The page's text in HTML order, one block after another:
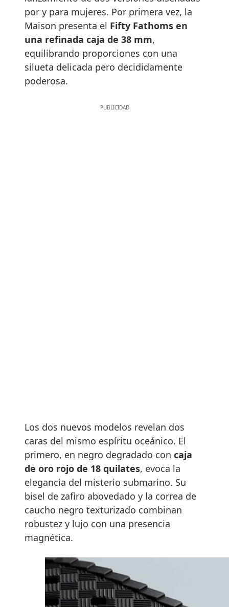
por y para mujeres. Por primera vez, la
Maison presenta el Fifty Fathoms en
una refinada caja de 38 mm,
equilibrando proporciones con una
silueta delicada pero decididamente
poderosa.
Los dos nuevos modelos revelan dos
caras del mismo espíritu oceánico. El
primero, en negro degradado con caja
de oro rojo de 18 quilates, evoca la
elegancia del misterio submarino. Su
bisel de zafiro abovedado y la correa de
caucho negro texturizado combinan
robustez y lujo con una presencia
magnética.